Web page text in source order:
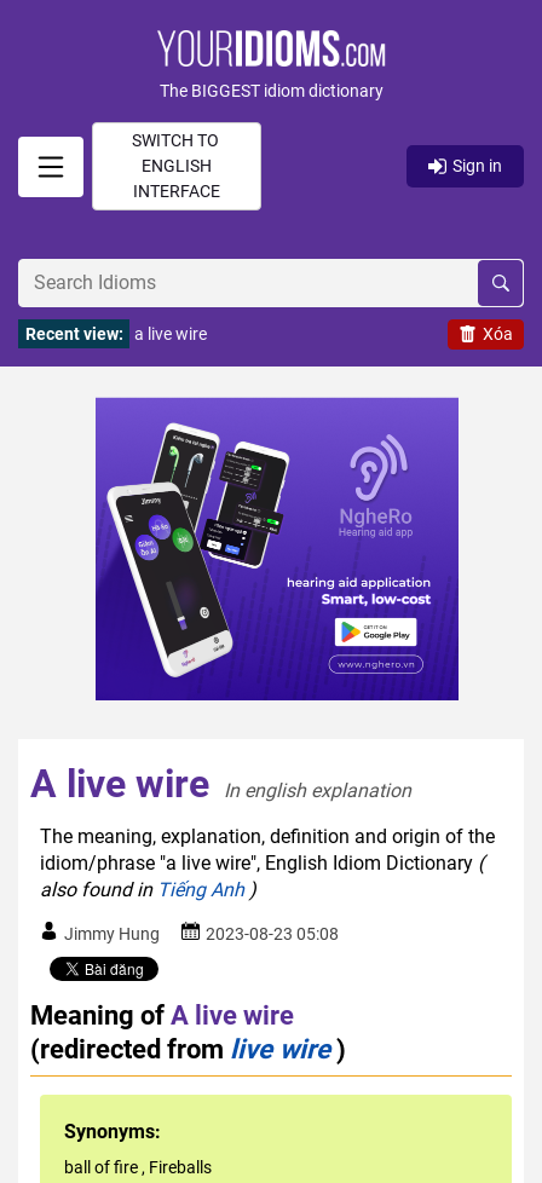
The BIGGEST idiom dictionary
SWITCH TO
ENGLISH
INTERFACE
Sign in
Xóa
Recent view: a live wire
A live wire
In english explanation
The meaning, explanation, definition and origin of the
idiom/phrase "a live wire", English Idiom Dictionary (
also found in Tiếng Anh)
Jimmy Hung 2023-08-23 05:08
Meaning ofA live wire
(redirected from live wire)
Synonyms:
ball of fire , Fireballs